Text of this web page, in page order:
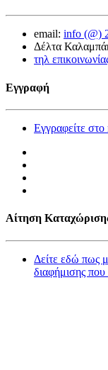
email: info (@)
Δέλτα
τηλ
Εγγραφή
Εγγραφείτε στο
Αίτηση
Δείτε εδώ πως
διαφήμισης που